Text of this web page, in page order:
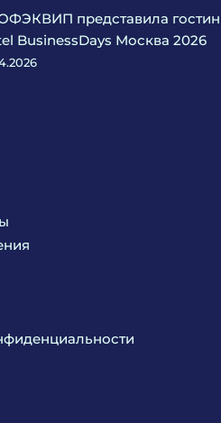
представила
BusinessDays Москва 2026
оснащение
и запасных частей
проектирование
пусконаладочные работы